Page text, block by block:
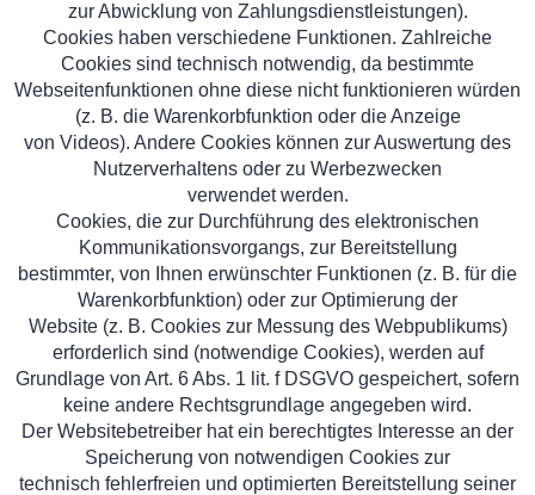
zur Abwicklung von Zahlungsdienstleistungen).
Cookies haben verschiedene Funktionen. Zahlreiche
Cookies sind technisch notwendig, da bestimmte
Webseitenfunktionen ohne diese nicht funktionieren würden
(z. B. die Warenkorbfunktion oder die Anzeige
von Videos). Andere Cookies können zur Auswertung des
Nutzerverhaltens oder zu Werbezwecken
verwendet werden.
Cookies, die zur Durchführung des elektronischen
Kommunikationsvorgangs, zur Bereitstellung
bestimmter, von Ihnen erwünschter Funktionen (z. B. für die
Warenkorbfunktion) oder zur Optimierung der
Website (z. B. Cookies zur Messung des Webpublikums)
erforderlich sind (notwendige Cookies), werden auf
Grundlage von Art. 6 Abs. 1 lit. f DSGVO gespeichert, sofern
keine andere Rechtsgrundlage angegeben wird.
Der Websitebetreiber hat ein berechtigtes Interesse an der
Speicherung von notwendigen Cookies zur
technisch fehlerfreien und optimierten Bereitstellung seiner